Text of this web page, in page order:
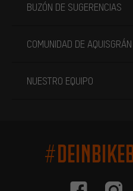
BUZÓN DE SUGERENCIAS
COMUNIDAD DE AQUISGRÁN
NUESTRO EQUIPO